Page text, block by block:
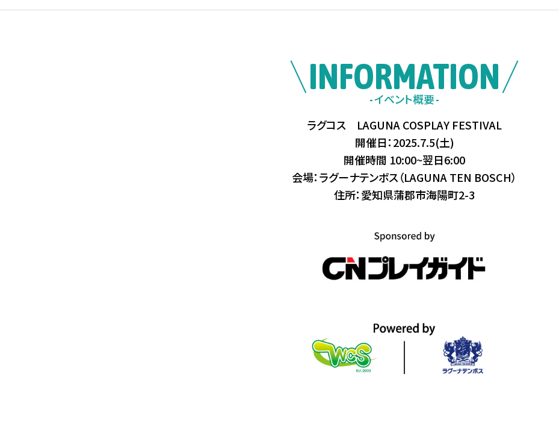
INFORMATION
イベント概要
ラグコス LAGUNA COSPLAY FESTIVAL
開催日：2025.7.5(土)
開催時間 10:00~翌日6:00
会場：ラグーナテンボス（LAGUNA TEN BOSCH）
住所：愛知県蒲郡市海陽町2-3